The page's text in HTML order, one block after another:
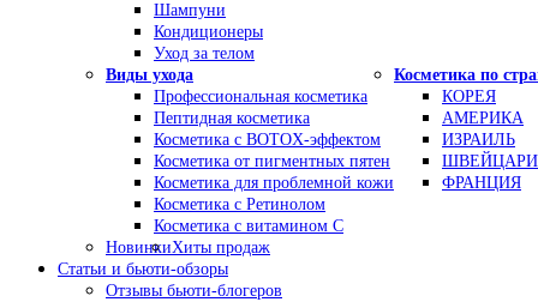
Шампуни
Кондиционеры
Уход за телом
Виды ухода
Профессиональная косметика
Пептидная косметика
Косметика с BOTOX-эффектом
Косметика от пигментных пятен
Косметика для проблемной кожи
Косметика с Ретинолом
Косметика с витамином С
Косметика по
КОРЕЯ
АМЕРИКА
ИЗРАИЛЬ
ФРАНЦИЯ
НовинкиХиты продаж
Статьи и бьюти-обзоры
Отзывы бьюти-блогеров